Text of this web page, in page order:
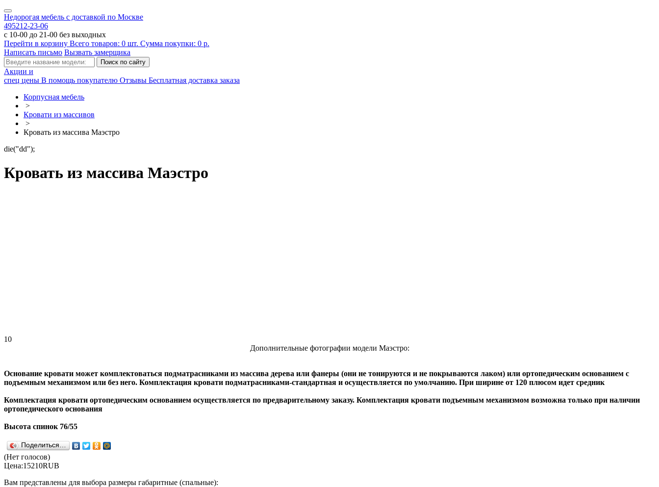
Недорогая мебель с доставкой по Москве
495212-23-06
с 10-00 до 21-00 без выходных
Перейти в корзину Всего товаров: 0 шт. Сумма покупки: 0 р.
Написать письмо Вызвать замерщика
Акции и
спец цены В помощь покупателю Отзывы Бесплатная доставка заказа
Корпусная мебель
>
Кровати из массивов
>
Кровать из массива Маэстро
die("dd");
Кровать из массива Маэстро
10
Дополнительные фотографии модели Маэстро:
Основание кровати может комплектоваться подматрасниками из массива дерева или фанеры (они не тонируются и не покрываются лаком) или ортопедическим основанием с
подъемным механизмом или без него. Комплектация кровати подматрасниками-стандартная и осуществляется по умолчанию. При ширине от 120 плюсом идет средник
Комплектация кровати ортопедическим основанием осуществляется по предварительному заказу. Комплектация кровати подъемным механизмом возможна только при наличии
ортопедического основания
Высота спинок 76/55
Поделиться…
(Нет голосов)
Цена:15210RUB
Вам представлены для выбора размеры габаритные (спальные):